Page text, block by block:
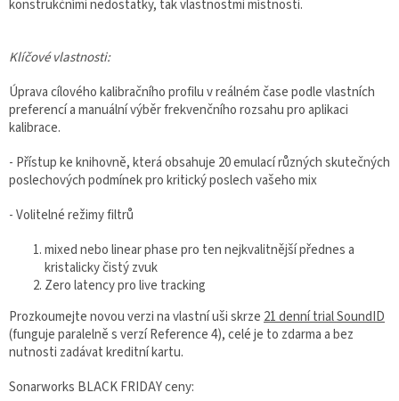
konstrukčními nedostatky, tak vlastnostmi místnosti.
Klíčové vlastnosti:
Úprava cílového kalibračního profilu v reálném čase podle vlastních
preferencí a manuální výběr frekvenčního rozsahu pro aplikaci
kalibrace.
- Přístup ke knihovně, která obsahuje 20 emulací různých skutečných
poslechových podmínek pro kritický poslech vašeho mix
- Volitelné režimy filtrů
mixed nebo linear phase pro ten nejkvalitnější přednes a
kristalicky čistý zvuk
Zero latency pro live tracking
Prozkoumejte novou verzi na vlastní uši skrze21 denní trial SoundID
(funguje paralelně s verzí Reference 4), celé je to zdarma a bez
nutnosti zadávat kreditní kartu.
Sonarworks BLACK FRIDAY ceny: